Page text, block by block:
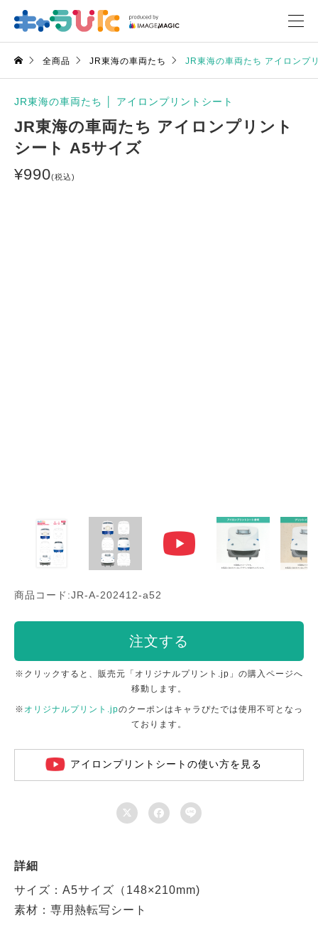
全商品 JR東海の車両たち JR東海の車両たち アイロンプ
JR東海の車両たち アイロンプリントシート
JR東海の車両たち アイロンプリント
シート A5サイズ
¥990(税込)
商品コード:JR-A-202412-a52
注文する
※クリックすると、販売元「オリジナルプリント.jp」の購入ページへ
移動します。
※ オリジナルプリント.jpのクーポンはキャラぴたでは使用不可となっ
ております。
アイロンプリントシートの使い方を見る
  
詳細
サイズ：A5サイズ（148×210mm)
素材：専用熱転写シート